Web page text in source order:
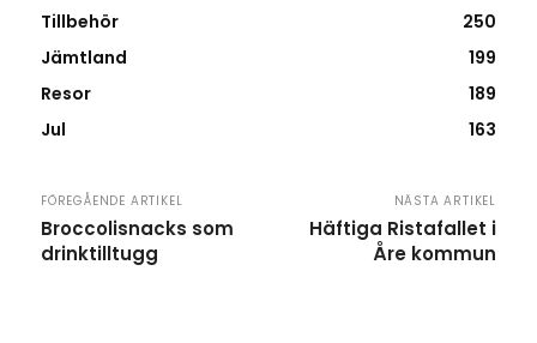
Tillbehör
250
Jämtland
199
Resor
189
Jul
163
FÖREGÅENDE ARTIKEL
Broccolisnacks som
drinktilltugg
NÄSTA ARTIKEL
Häftiga Ristafallet i
Åre kommun